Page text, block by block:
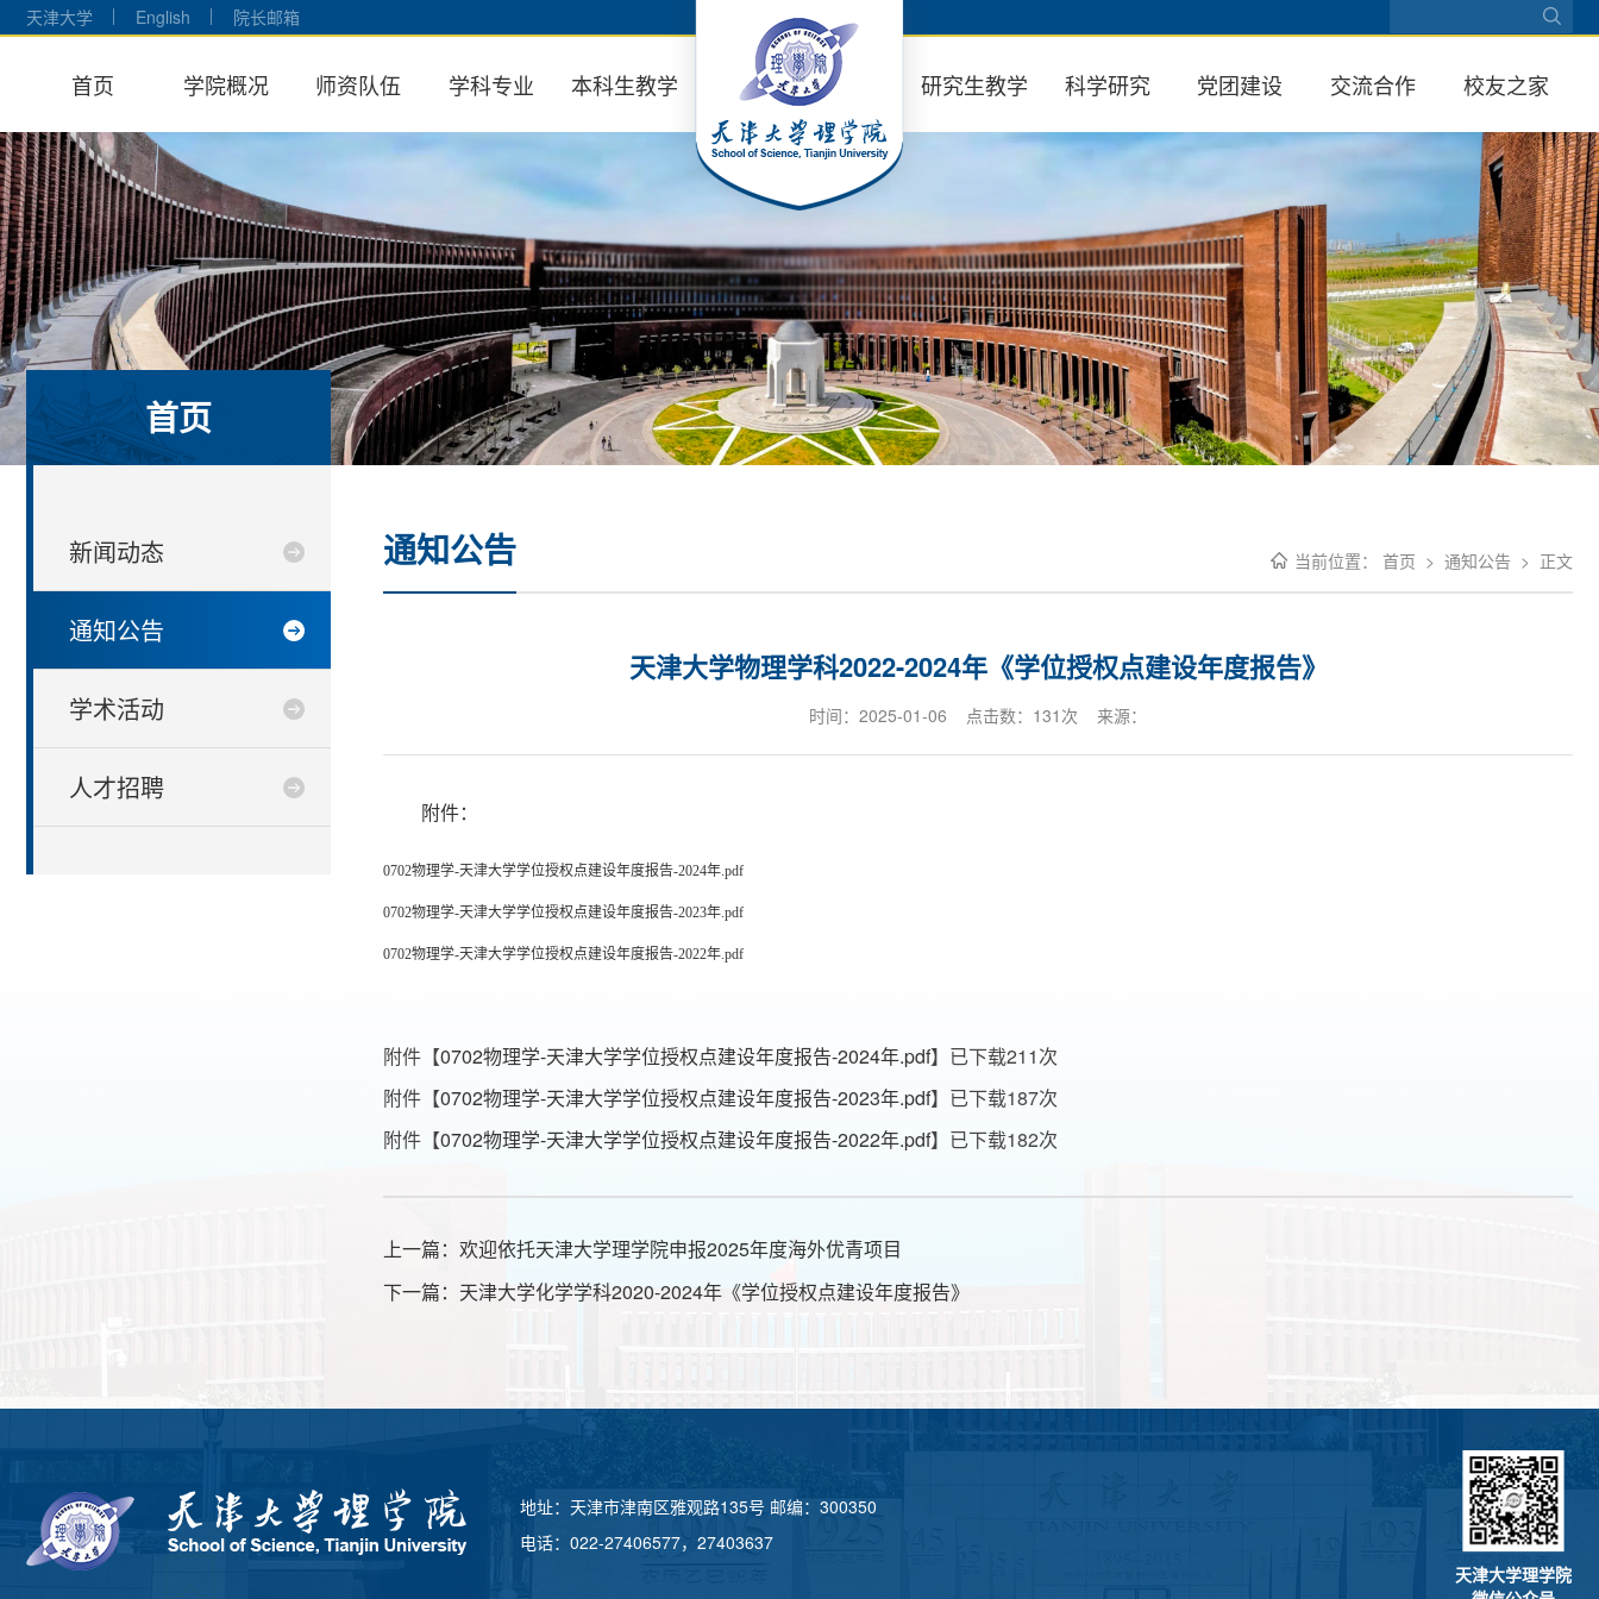
天津大学 English 院长邮箱
首页 学院概况 师资队伍 学科专业 本科生教学 研究生教学 科学研究 党团建设 交流合作 校友之家
首页
新闻动态
通知公告
学术活动
人才招聘
当前位置： 首页 > 通知公告 > 正文
通知公告
天津大学物理学科2022-2024年《学位授权点建设年度报告》
时间：2025-01-06 点击数： 131次 来源：
附件：
0702物理学-天津大学学位授权点建设年度报告-2024年.pdf
0702物理学-天津大学学位授权点建设年度报告-2023年.pdf
0702物理学-天津大学学位授权点建设年度报告-2022年.pdf
附件【0702物理学-天津大学学位授权点建设年度报告-2024年.pdf】已下载211次
附件【0702物理学-天津大学学位授权点建设年度报告-2023年.pdf】已下载187次
附件【0702物理学-天津大学学位授权点建设年度报告-2022年.pdf】已下载182次
上一篇： 欢迎依托天津大学理学院申报2025年度海外优青项目
下一篇： 天津大学化学学科2020-2024年《学位授权点建设年度报告》
地址：天津市津南区雅观路135号 邮编：300350
电话：022-27406577，27403637
天津大学理学院